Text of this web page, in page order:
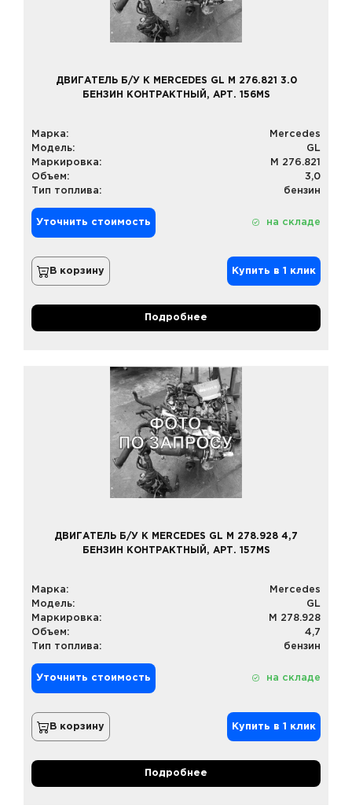
ДВИГАТЕЛЬ Б/У К MERCEDES GL M 276.821 3.0
БЕНЗИН КОНТРАКТНЫЙ, АРТ. 156MS
Марка:
Mercedes
Модель:
GL
Маркировка:
M 276.821
Объем:
3,0
Тип топлива:
бензин
Уточнить стоимость на складе
В корзину Купить в 1 клик
Подробнее
ДВИГАТЕЛЬ Б/У К MERCEDES GL M 278.928 4,7
БЕНЗИН КОНТРАКТНЫЙ, АРТ. 157MS
Марка:
Mercedes
Модель:
GL
Маркировка:
M 278.928
Объем:
4,7
Тип топлива:
бензин
Уточнить стоимость на складе
В корзину Купить в 1 клик
Подробнее